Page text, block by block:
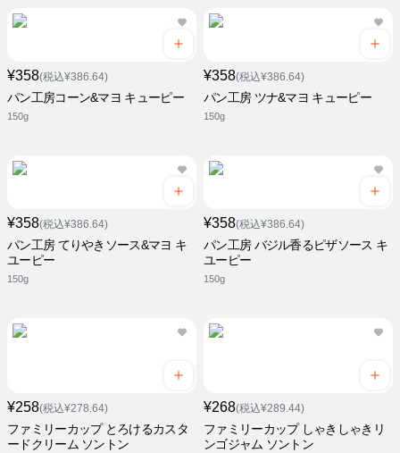
¥358(税込¥386.64)
パン工房コーン&マヨ キューピー
150g
¥358(税込¥386.64)
パン工房 ツナ&マヨ キューピー
150g
¥358(税込¥386.64)
パン工房 てりやきソース&マヨ キ
ユーピー
150g
¥358(税込¥386.64)
パン工房 バジル香るピザソース キ
ユーピー
150g
¥258(税込¥278.64)
ファミリーカップ とろけるカスタ
ードクリーム ソントン
¥268(税込¥289.44)
ファミリーカップ しゃきしゃきリ
ンゴジャム ソントン